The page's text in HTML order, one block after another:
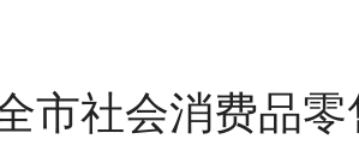
市社会消费品